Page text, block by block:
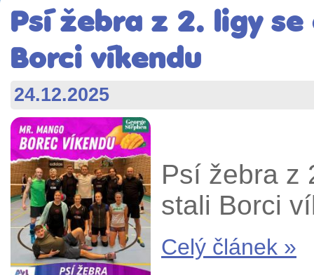
Psí žebra z 2. ligy
Borci víkendu
24.12.2025
Psí žebra z
stali Borci
Celý článek »